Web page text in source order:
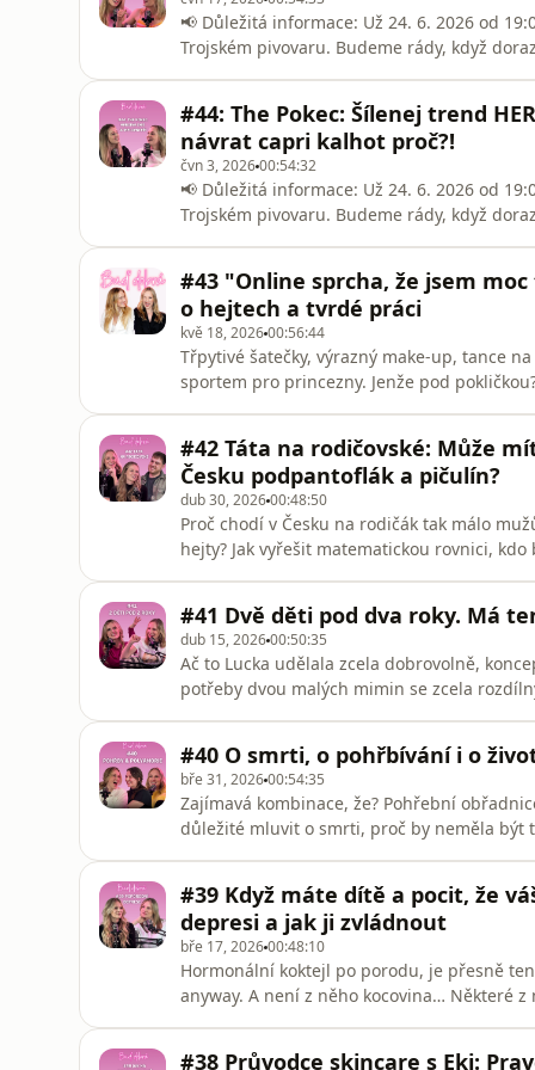
📢 Důležitá informace: Už 24. 6. 2026 od
Trojském pivovaru. Budeme rády, když
doma nebo vystoupit z komfortní zóny a
zkušenost mezi peklem a zemí. Kam jsme s
#44: The Pokec: Šílenej trend
návrat capri kalhot proč?!
čvn 3, 202600:54:32
📢 Důležitá informace: Už 24. 6. 2026 od
Trojském pivovaru. Budeme rády, když
vymyslely nový formát, nicméně se starými
#43 "Online sprcha, že jsem
o hejtech a tvrdé práci
kvě 18, 202600:56:44
Třpytivé šatečky, výrazný make-up, tance
sportem pro princezny. Jenže pod
Jak se u ní projevil
#42 Táta na rodičovské: Může
Česku podpantoflák a pičulín?
dub 30, 202600:48:50
Proč chodí v Česku na rodičák tak málo
hejty? Jak vyřešit matematickou rovnici,
no v
#41 Dvě děti pod dva roky. Má
dub 15, 202600:50:35
Ač to Lucka udělala zcela dobrovolně,
potřeby dvou malých mimin se zcela
běhajícím šílencem, co kopal
#40 O smrti, o pohřbívání i o
bře 31, 202600:54:35
Zajímavá kombinace, že? Pohřební
důležité mluvit o smrti, proč by neměla být
když přepíše n
#39 Když máte dítě a pocit, že
depresi a jak ji zvládnout
bře 17, 202600:48:10
Hormonální koktejl po porodu, je přesně
anyway. A není z něho kocovina… Některé
#38 Průvodce skincare s Eki: